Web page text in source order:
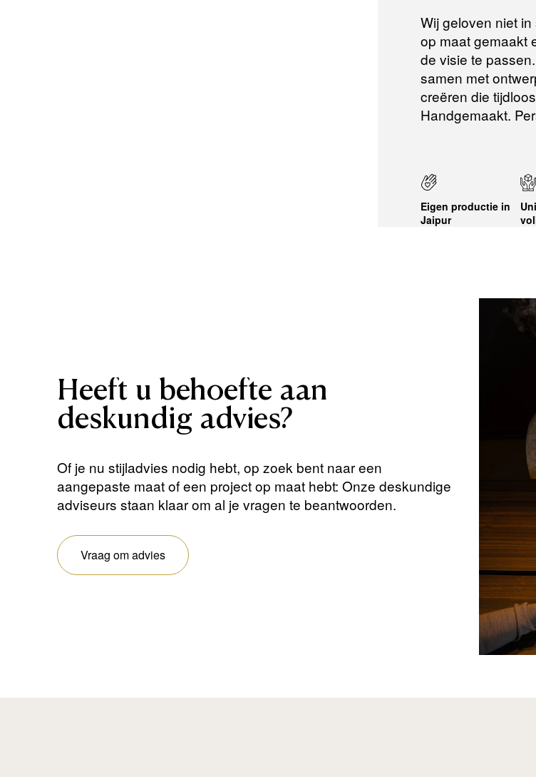
Wij geloven niet
op maat gemaakt
de visie te
samen met
creëren die
Handgemaakt.
Eigen productie in
Jaipur
Heeft u behoefte aan
deskundig advies?
Of je nu stijladvies nodig hebt, op zoek bent naar een
aangepaste maat of een project op maat hebt: Onze deskundige
adviseurs staan ​​klaar om al je vragen te beantwoorden.
Vraag om advies